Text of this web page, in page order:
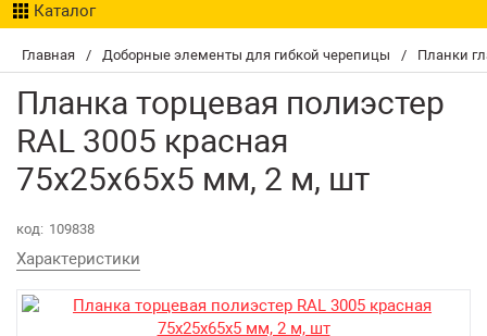
Главная / Доборные элементы для гибкой черепицы / Планки
Планка торцевая полиэстер
RAL 3005 красная
75х25х65х5 мм, 2 м, шт
код: 109838
Характеристики
Каталог
Расчет доставки
Организациям
Опыт поставок
Статьи
Контакты
Оплата и Доставка